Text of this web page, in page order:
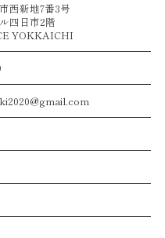
西新地7番3号
四日市2階
YOKKAICHI